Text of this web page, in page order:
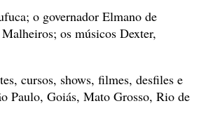
o governador Elmano de
os músicos Dexter,
cursos, shows, filmes, desfiles e
Paulo, Goiás, Mato Grosso, Rio de